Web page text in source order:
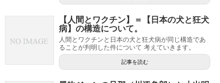
【人間とワクチン】＝【日本の犬と狂犬
病】の構造について。
人間とワクチンと日本の犬と狂犬病が同じ構造であ
ることが判明した件について 考えていきます。
記事を読む